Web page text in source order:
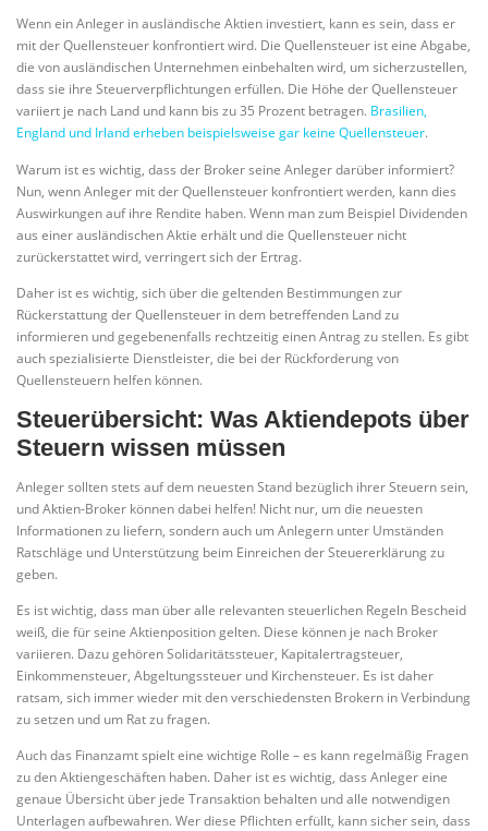
Wenn ein Anleger in ausländische Aktien investiert, kann es sein, dass er
mit der Quellensteuer konfrontiert wird. Die Quellensteuer ist eine Abgabe,
die von ausländischen Unternehmen einbehalten wird, um sicherzustellen,
dass sie ihre Steuerverpflichtungen erfüllen. Die Höhe der Quellensteuer
variiert je nach Land und kann bis zu 35 Prozent betragen. Brasilien,
England und Irland erheben beispielsweise gar keine Quellensteuer.
Warum ist es wichtig, dass der Broker seine Anleger darüber informiert?
Nun, wenn Anleger mit der Quellensteuer konfrontiert werden, kann dies
Auswirkungen auf ihre Rendite haben. Wenn man zum Beispiel Dividenden
aus einer ausländischen Aktie erhält und die Quellensteuer nicht
zurückerstattet wird, verringert sich der Ertrag.
Daher ist es wichtig, sich über die geltenden Bestimmungen zur
Rückerstattung der Quellensteuer in dem betreffenden Land zu
informieren und gegebenenfalls rechtzeitig einen Antrag zu stellen. Es gibt
auch spezialisierte Dienstleister, die bei der Rückforderung von
Quellensteuern helfen können.
Steuerübersicht: Was Aktiendepots über
Steuern wissen müssen
Anleger sollten stets auf dem neuesten Stand bezüglich ihrer Steuern sein,
und Aktien-Broker können dabei helfen! Nicht nur, um die neuesten
Informationen zu liefern, sondern auch um Anlegern unter Umständen
Ratschläge und Unterstützung beim Einreichen der Steuererklärung zu
geben.
Es ist wichtig, dass man über alle relevanten steuerlichen Regeln Bescheid
weiß, die für seine Aktienposition gelten. Diese können je nach Broker
variieren. Dazu gehören Solidaritätssteuer, Kapitalertragsteuer,
Einkommensteuer, Abgeltungssteuer und Kirchensteuer. Es ist daher
ratsam, sich immer wieder mit den verschiedensten Brokern in Verbindung
zu setzen und um Rat zu fragen.
Auch das Finanzamt spielt eine wichtige Rolle – es kann regelmäßig Fragen
zu den Aktiengeschäften haben. Daher ist es wichtig, dass Anleger eine
genaue Übersicht über jede Transaktion behalten und alle notwendigen
Unterlagen aufbewahren. Wer diese Pflichten erfüllt, kann sicher sein, dass